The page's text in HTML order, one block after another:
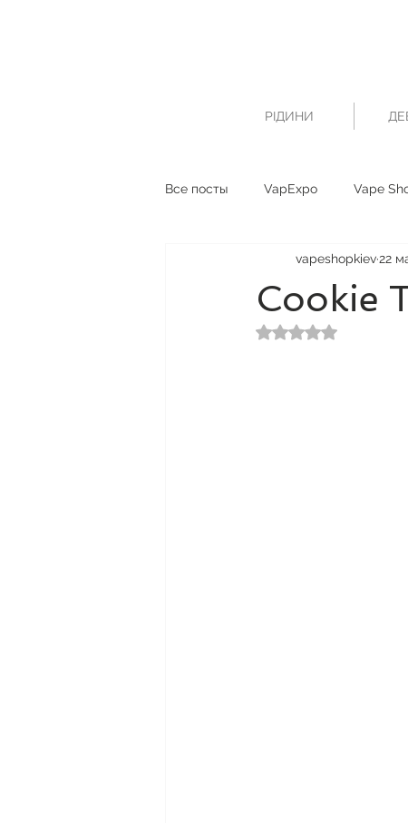
РІДИНИ
Все посты VapExpo Vape
Cookie
vapeshopkiev22
Оценка: не число